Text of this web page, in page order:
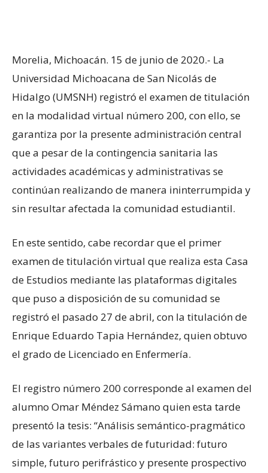
Morelia, Michoacán. 15 de junio de 2020.- La
Universidad Michoacana de San Nicolás de
Hidalgo (UMSNH) registró el examen de titulación
en la modalidad virtual número 200, con ello, se
garantiza por la presente administración central
que a pesar de la contingencia sanitaria las
actividades académicas y administrativas se
continúan realizando de manera ininterrumpida y
sin resultar afectada la comunidad estudiantil.
En este sentido, cabe recordar que el primer
examen de titulación virtual que realiza esta Casa
de Estudios mediante las plataformas digitales
que puso a disposición de su comunidad se
registró el pasado 27 de abril, con la titulación de
Enrique Eduardo Tapia Hernández, quien obtuvo
el grado de Licenciado en Enfermería.
El registro número 200 corresponde al examen del
alumno Omar Méndez Sámano quien esta tarde
presentó la tesis: “Análisis semántico-pragmático
de las variantes verbales de futuridad: futuro
simple, futuro perifrástico y presente prospectivo